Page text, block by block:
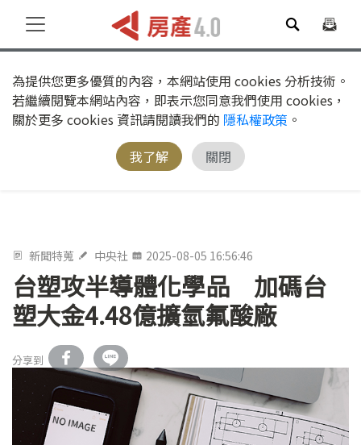
為提供您更多優質的內容，本網站使用 cookies 分析技術。
若繼續閱覽本網站內容，即表示您同意我們使用 cookies，
關於更多 cookies 資訊請閱讀我們的 隱私權政策 。
我了解
關閉
新聞特蒐 中央社 2025-08-05 16:56:46
台塑攻半導體化學品 加碼台
塑大金4.48億擴氫氟酸廠
分享到